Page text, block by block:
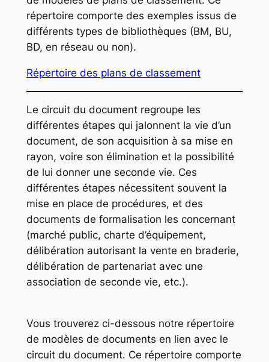
répertoire comporte des exemples issus de
différents types de bibliothèques (BM, BU,
BD, en réseau ou non).
Répertoire des plans de classement
Le circuit du document regroupe les
différentes étapes qui jalonnent la vie d’un
document, de son acquisition à sa mise en
rayon, voire son élimination et la possibilité
de lui donner une seconde vie. Ces
différentes étapes nécessitent souvent la
mise en place de procédures, et des
documents de formalisation les concernant
(marché public, charte d’équipement,
délibération autorisant la vente en braderie,
délibération de partenariat avec une
association de seconde vie, etc.).
Vous trouverez ci-dessous notre répertoire
de modèles de documents en lien avec le
circuit du document. Ce répertoire comporte